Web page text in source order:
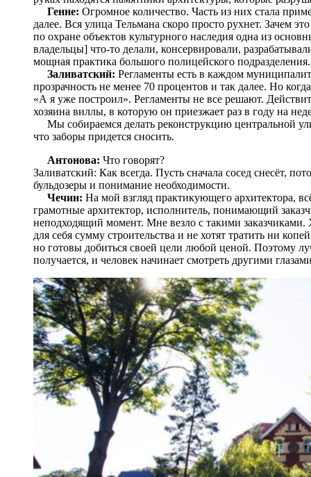
Генне: Огромное количество. Часть из них стала
далее. Вся улица Тельмана скоро просто рухнет. Зачем
по охране объектов культурного наследия одна из
владельцы] что-то делали, консервировали,
мощная практика большого полицейского
Заливатский: Регламенты есть в каждом
прозрачность не менее 70 процентов и так далее. Но
«А я уже построил». Регламенты не все решают.
хозяина виллы, в которую он приезжает раз в году на
Мы собираемся делать реконструкцию центральной
что заборы придется сносить.
Антонова: Что говорят?
Заливатский: Как всегда. Пусть сначала сосед снесёт,
бульдозеры и понимание необходимости.
Чечин: На мой взгляд практикующего архитектора,
грамотные архитектор, исполнитель, понимающий
неподходящий момент. Мне везло с такими
для себя сумму строительства и не хотят тратить ни
но готовы добиться своей цели любой ценой. Поэтому
получается, и человек начинает смотреть другими